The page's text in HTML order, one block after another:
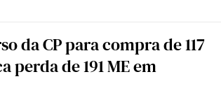
da CP para compra de 117
perda de 191 ME em